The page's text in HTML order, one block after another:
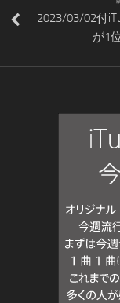
2023/03/02付
が1